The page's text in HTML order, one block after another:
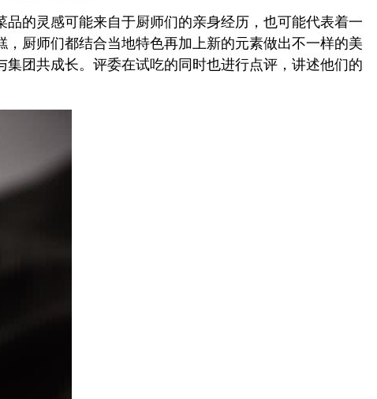
的灵感可能来自于厨师们的亲身经历，也可能代表着一
厨师们都结合当地特色再加上新的元素做出不一样的美
团共成长。评委在试吃的同时也进行点评，讲述他们的